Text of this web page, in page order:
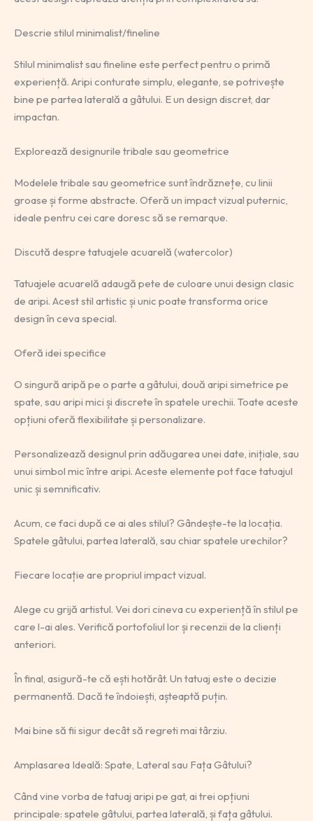
Descrie stilul minimalist/fineline
Stilul minimalist sau fineline este perfect pentru o primă
experiență. Aripi conturate simplu, elegante, se potrivește
bine pe partea laterală a gâtului. E un design discret, dar
impactan.
Explorează designurile tribale sau geometrice
Modelele tribale sau geometrice sunt îndrăznețe, cu linii
groase și forme abstracte. Oferă un impact vizual puternic,
ideale pentru cei care doresc să se remarque.
Discută despre tatuajele acuarelă (watercolor)
Tatuajele acuarelă adaugă pete de culoare unui design clasic
de aripi. Acest stil artistic și unic poate transforma orice
design în ceva special.
Oferă idei specifice
O singură aripă pe o parte a gâtului, două aripi simetrice pe
spate, sau aripi mici și discrete în spatele urechii. Toate aceste
opțiuni oferă flexibilitate și personalizare.
Personalizează designul prin adăugarea unei date, inițiale, sau
unui simbol mic între aripi. Aceste elemente pot face tatuajul
unic și semnificativ.
Acum, ce faci după ce ai ales stilul? Gândește-te la locația.
Spatele gâtului, partea laterală, sau chiar spatele urechilor?
Fiecare locație are propriul impact vizual.
Alege cu grijă artistul. Vei dori cineva cu experiență în stilul pe
care l-ai ales. Verifică portofoliul lor și recenzii de la clienți
anteriori.
În final, asigură-te că ești hotărât. Un tatuaj este o decizie
permanentă. Dacă te îndoiești, așteaptă puțin.
Mai bine să fii sigur decât să regreti mai târziu.
Amplasarea Ideală: Spate, Lateral sau Fața Gâtului?
Când vine vorba de tatuaj aripi pe gat, ai trei opțiuni
principale: spatele gâtului, partea laterală, și fața gâtului.